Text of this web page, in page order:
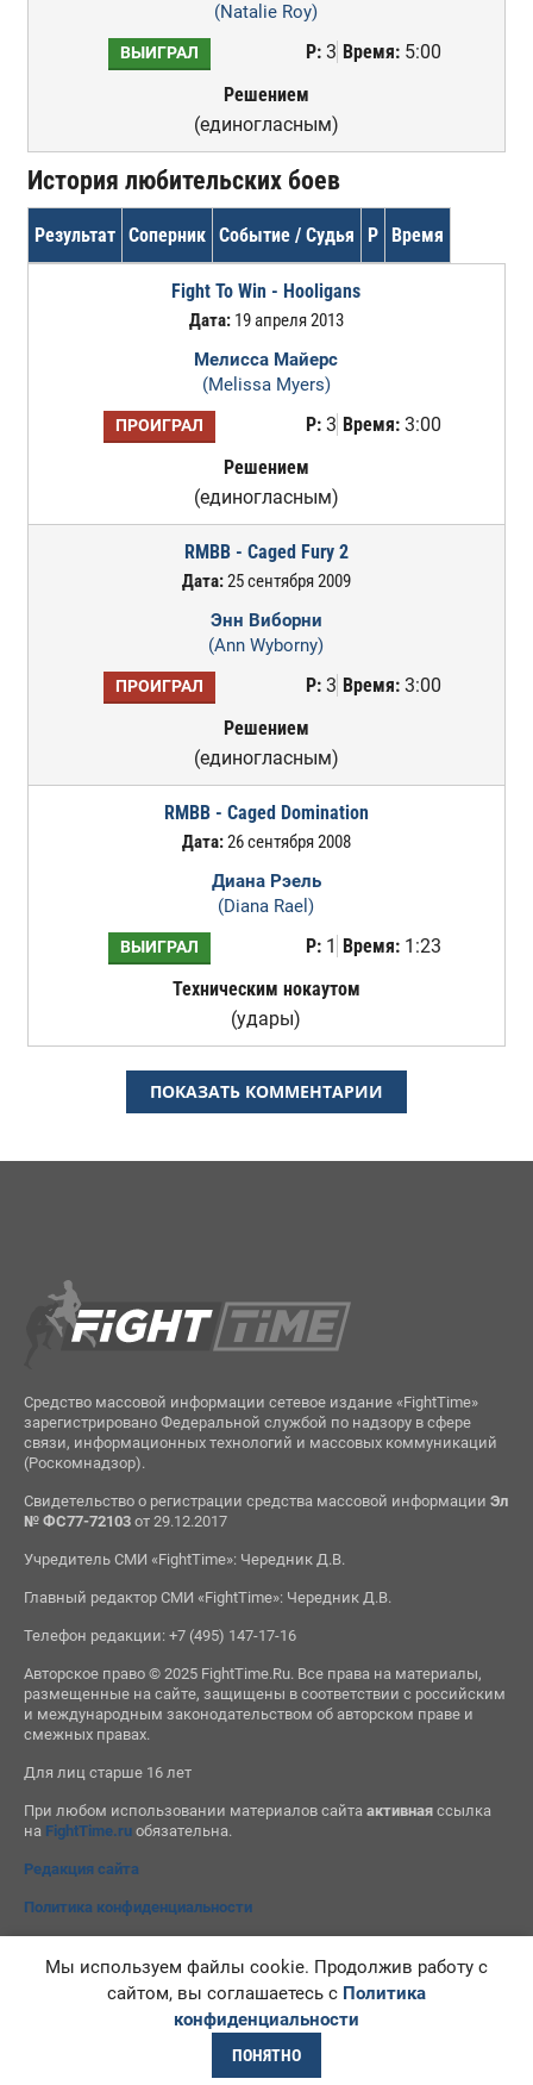
(Natalie Roy)
ВЫИГРАЛ Р:3 Время:5:00
Решением
(единогласным)
История любительских боев
Результат Соперник Событие / Судья Р Время
Fight To Win - Hooligans
Дата:19 апреля 2013
Мелисса Майерс
(Melissa Myers)
ПРОИГРАЛ Р:3 Время:3:00
Решением
(единогласным)
RMBB - Caged Fury 2
Дата:25 сентября 2009
Энн Виборни
(Ann Wyborny)
ПРОИГРАЛ Р:3 Время:3:00
Решением
(единогласным)
RMBB - Caged Domination
Дата:26 сентября 2008
Диана Рэель
(Diana Rael)
ВЫИГРАЛ Р:1 Время:1:23
Техническим нокаутом
(удары)
ПОКАЗАТЬ КОММЕНТАРИИ
Средство массовой информации сетевое издание «FightTime»
зарегистрировано Федеральной службой по надзору в сфере
связи, информационных технологий и массовых коммуникаций
(Роскомнадзор).
Свидетельство о регистрации средства массовой информации Эл
№ ФС77-72103от 29.12.2017
Учредитель СМИ «FightTime»: Чередник Д.В.
Главный редактор СМИ «FightTime»: Чередник Д.В.
Телефон редакции: +7 (495) 147-17-16
Авторское право © 2025 FightTime.Ru. Все права на материалы,
размещенные на сайте, защищены в соответствии с российским
и международным законодательством об авторском праве и
смежных правах.
Для лиц старше 16 лет
При любом использовании материалов сайта активнаяссылка
на FightTime.ruобязательна.
Редакция сайта
Политика конфиденциальности
Мы используем файлы cookie. Продолжив работу с
сайтом, вы соглашаетесь с Политика
конфиденциальности
ПОНЯТНО